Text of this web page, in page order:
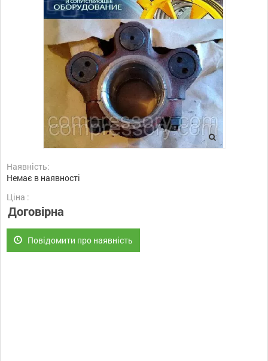
Наявність:
Немає в наявності
Ціна :
Договірна
Повідомити про наявність